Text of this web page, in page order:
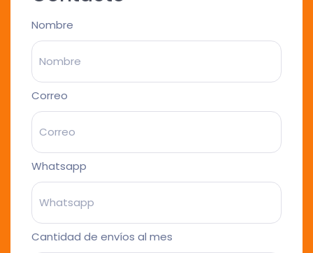
Nombre
Correo
Whatsapp
Cantidad de envíos al mes